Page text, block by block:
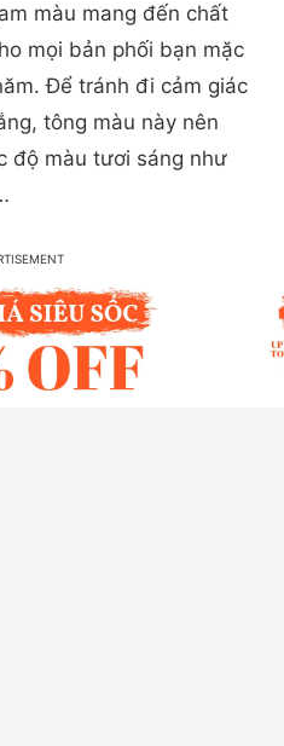
màu mang đến chất
mọi bản phối bạn mặc
Để tránh đi cảm giác
tông màu này nên
độ màu tươi sáng như